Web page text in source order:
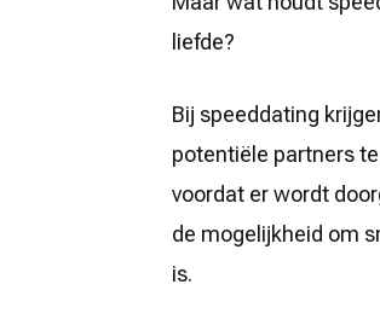
Speeddaten
liefde?
Bij speeddating
potentiële partners
voordat er wordt
de mogelijkheid om
is.